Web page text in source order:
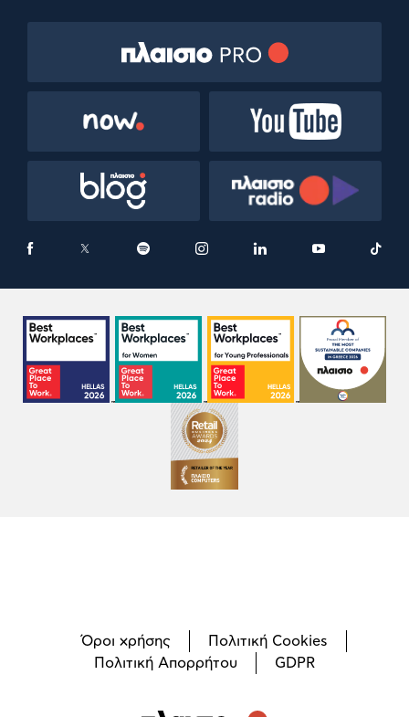
Όροι χρήσης
Πολιτική Cookies
Πολιτική Απορρήτου
GDPR